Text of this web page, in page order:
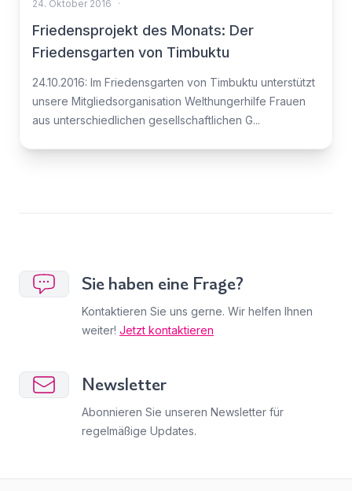
24. Oktober 2016 ·
Friedensprojekt des Monats: Der
Friedensgarten von Timbuktu
24.10.2016: Im Friedensgarten von Timbuktu unterstützt
unsere Mitgliedsorganisation Welthungerhilfe Frauen
aus unterschiedlichen gesellschaftlichen G...
Sie haben eine Frage?
Kontaktieren Sie uns gerne. Wir helfen Ihnen
weiter! Jetzt kontaktieren
Newsletter
Abonnieren Sie unseren Newsletter für
regelmäßige Updates.